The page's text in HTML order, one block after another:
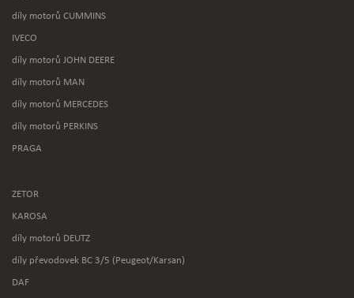
díly motorů CUMMINS
IVECO
díly motorů JOHN DEERE
díly motorů MAN
díly motorů MERCEDES
díly motorů PERKINS
PRAGA
ZETOR
KAROSA
díly motorů DEUTZ
díly převodovek BC 3/5 (Peugeot/Karsan)
DAF